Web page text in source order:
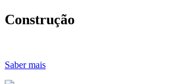
Construção
Saber mais